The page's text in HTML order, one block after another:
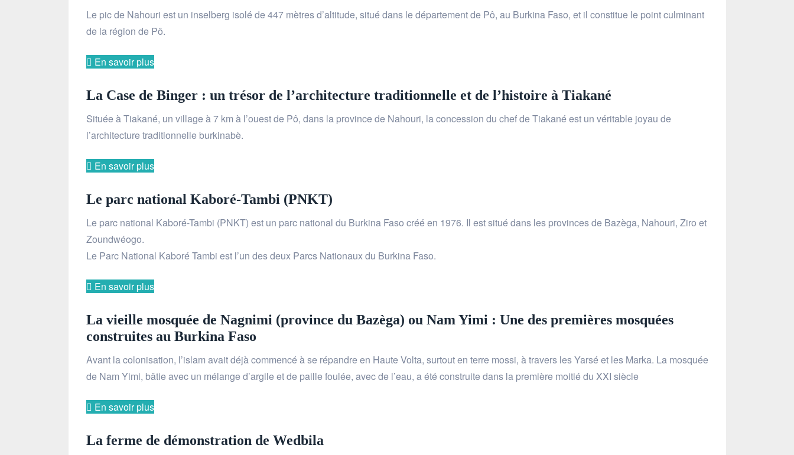
Le pic de Nahouri est un inselberg isolé de 447 mètres d’altitude, situé dans le département de Pô, au Burkina Faso, et il constitue le point culminant
de la région de Pô.
En savoir plus
La Case de Binger : un trésor de l’architecture traditionnelle et de l’histoire à Tiakané
Située à Tiakané, un village à 7 km à l’ouest de Pô, dans la province de Nahouri, la concession du chef de Tiakané est un véritable joyau de
l’architecture traditionnelle burkinabè.
En savoir plus
Le parc national Kaboré-Tambi (PNKT)
Le parc national Kaboré-Tambi (PNKT) est un parc national du Burkina Faso créé en 1976. Il est situé dans les provinces de Bazèga, Nahouri, Ziro et
Zoundwéogo.
Le Parc National Kaboré Tambi est l’un des deux Parcs Nationaux du Burkina Faso.
En savoir plus
La vieille mosquée de Nagnimi (province du Bazèga) ou Nam Yimi : Une des premières mosquées
construites au Burkina Faso
Avant la colonisation, l’islam avait déjà commencé à se répandre en Haute Volta, surtout en terre mossi, à travers les Yarsé et les Marka. La mosquée
de Nam Yimi, bâtie avec un mélange d’argile et de paille foulée, avec de l’eau, a été construite dans la première moitié du XXI siècle
En savoir plus
La ferme de démonstration de Wedbila